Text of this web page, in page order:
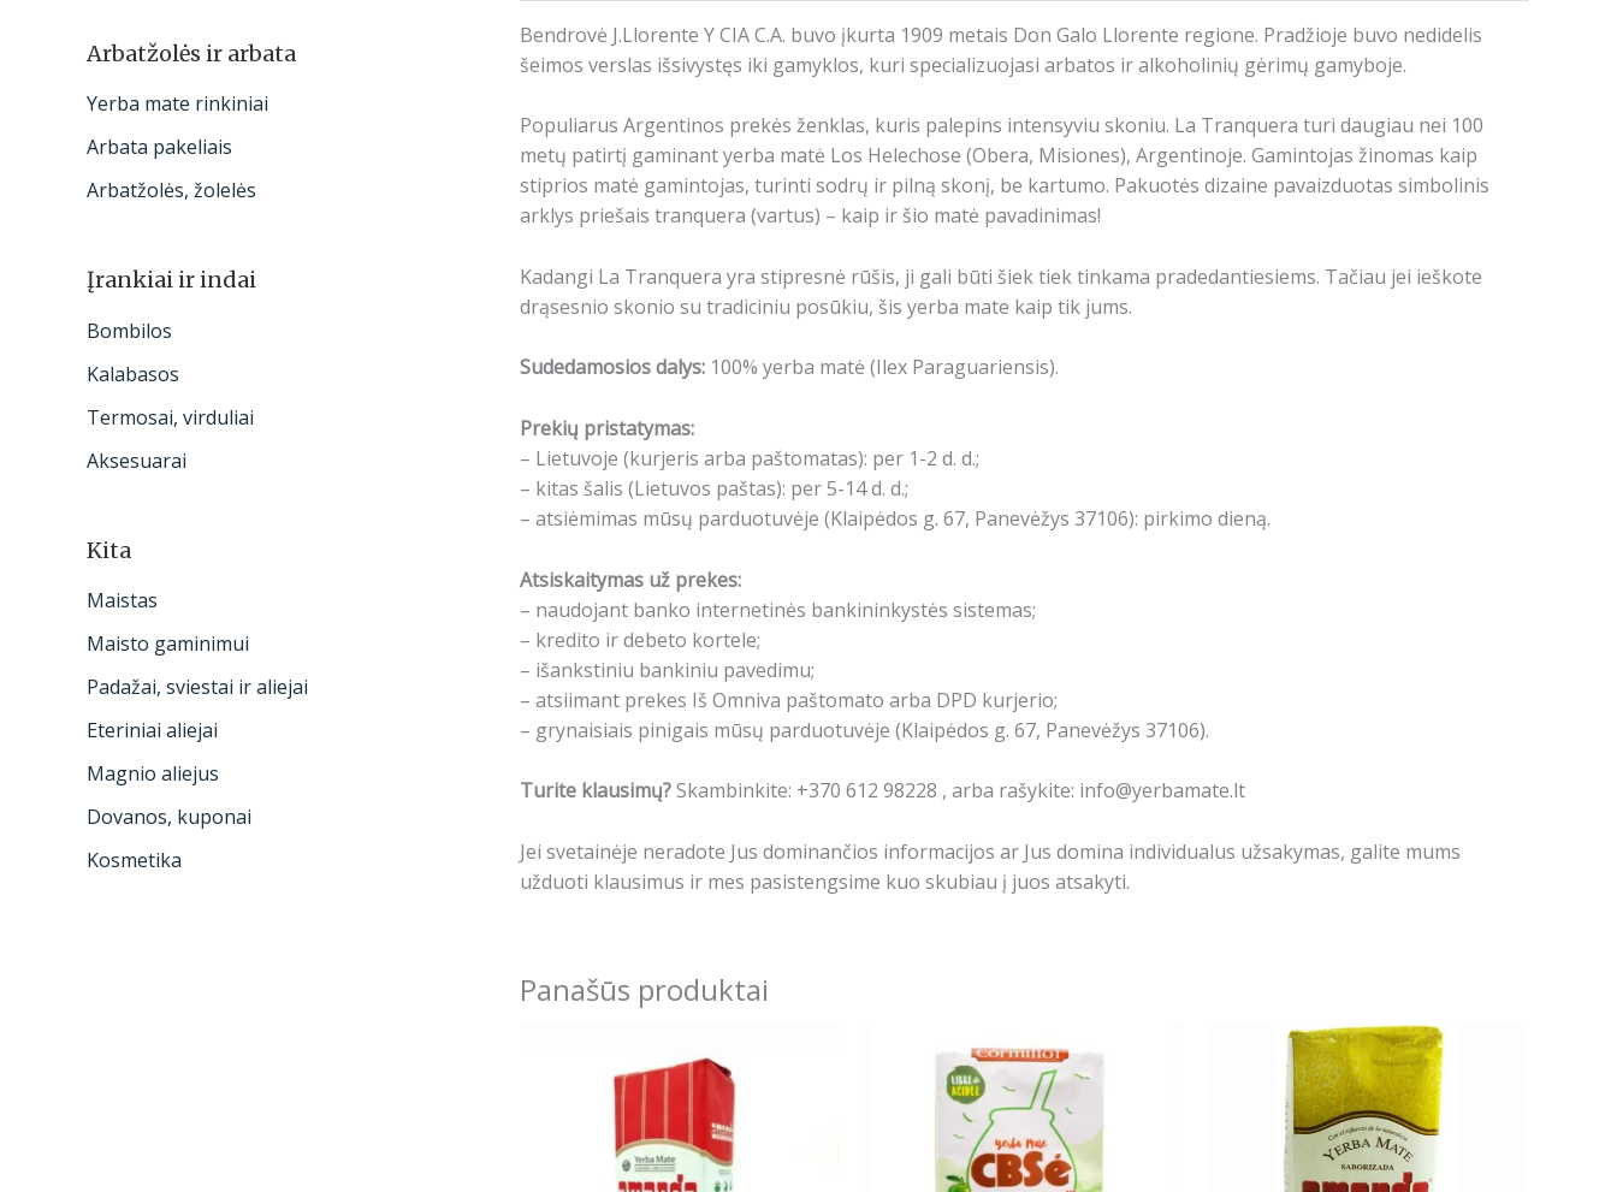
Arbatžolės ir arbata
Yerba mate rinkiniai
Arbata pakeliais
Arbatžolės, žolelės
Įrankiai ir indai
Bombilos
Kalabasos
Termosai, virduliai
Aksesuarai
Kita
Maistas
Maisto gaminimui
Padažai, sviestai ir aliejai
Eteriniai aliejai
Magnio aliejus
Dovanos, kuponai
Kosmetika
Bendrovė J.Llorente Y CIA C.A. buvo įkurta 1909 metais Don Galo Llorente regione. Pradžioje buvo nedidelis
šeimos verslas išsivystęs iki gamyklos, kuri specializuojasi arbatos ir alkoholinių gėrimų gamyboje.
Populiarus Argentinos prekės ženklas, kuris palepins intensyviu skoniu. La Tranquera turi daugiau nei 100
metų patirtį gaminant yerba matė Los Helechose (Obera, Misiones), Argentinoje. Gamintojas žinomas kaip
stiprios matė gamintojas, turinti sodrų ir pilną skonį, be kartumo. Pakuotės dizaine pavaizduotas simbolinis
arklys priešais tranquera (vartus) – kaip ir šio matė pavadinimas!
Kadangi La Tranquera yra stipresnė rūšis, ji gali būti šiek tiek tinkama pradedantiesiems. Tačiau jei ieškote
drąsesnio skonio su tradiciniu posūkiu, šis yerba mate kaip tik jums.
Sudedamosios dalys: 100% yerba matė (Ilex Paraguariensis).
Prekių pristatymas:
– Lietuvoje (kurjeris arba paštomatas): per 1-2 d. d.;
– kitas šalis (Lietuvos paštas): per 5-14 d. d.;
– atsiėmimas mūsų parduotuvėje (Klaipėdos g. 67, Panevėžys 37106): pirkimo dieną.
Atsiskaitymas už prekes:
– naudojant banko internetinės bankininkystės sistemas;
– kredito ir debeto kortele;
– išankstiniu bankiniu pavedimu;
– atsiimant prekes Iš Omniva paštomato arba DPD kurjerio;
– grynaisiais pinigais mūsų parduotuvėje (Klaipėdos g. 67, Panevėžys 37106).
Turite klausimų?Skambinkite: +370 612 98228 , arba rašykite: info@yerbamate.lt
Jei svetainėje neradote Jus dominančios informacijos ar Jus domina individualus užsakymas, galite mums
užduoti klausimus ir mes pasistengsime kuo skubiau į juos atsakyti.
Panašūs produktai
product
multiple
variants.